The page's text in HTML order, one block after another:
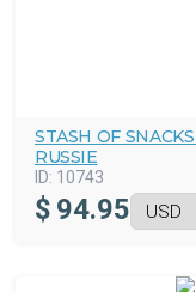
STASH OF
RUSSIE
ID: 10743
$ 94.95